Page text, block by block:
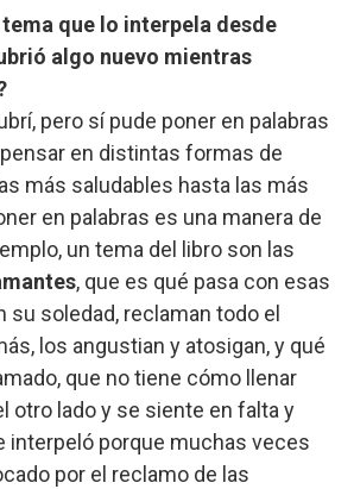
que lo interpela desde
algo nuevo mientras
pero sí pude poner en palabras
en distintas formas de
más saludables hasta las más
en palabras es una manera de
un tema del libro son las
, que es qué pasa con esas
su soledad, reclaman todo el
los angustian y atosigan, y qué
que no tiene cómo llenar
otro lado y se siente en falta y
interpeló porque muchas veces
por el reclamo de las